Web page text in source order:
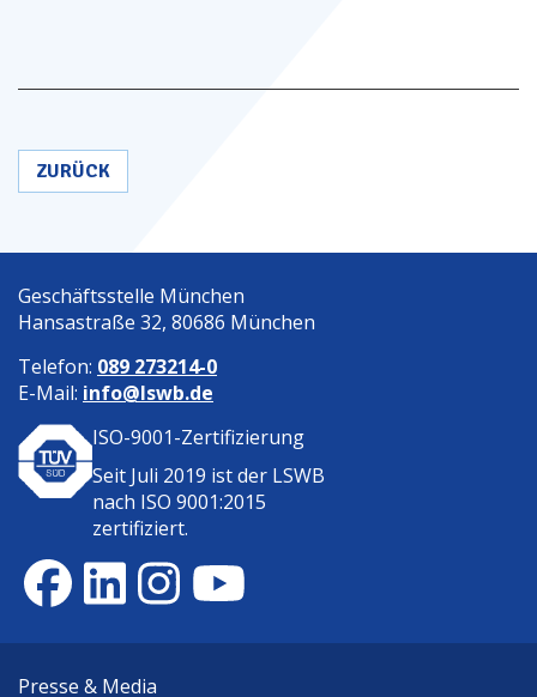
ZURÜCK
Geschäftsstelle München
Hansastraße 32, 80686 München
Telefon: 089 273214-0
E-Mail: info@lswb.de
ISO-9001-Zertifizierung
Seit Juli 2019 ist der LSWB
nach ISO 9001:2015
zertifiziert.
Presse & Media